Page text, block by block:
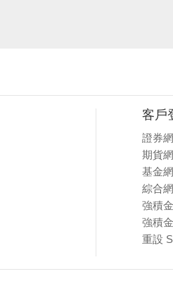
客戶
證券
期貨
基金
綜合
強積
強積
重設